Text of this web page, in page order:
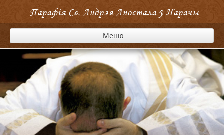
Парафія Cв. Андрэя Апостала ў Нарачы
Меню